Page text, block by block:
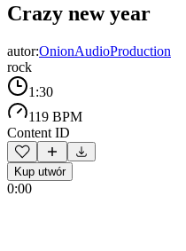
Crazy new year
autor:OnionAudioProduction
rock
1:30
119 BPM
Content ID
Kup utwór
0:00